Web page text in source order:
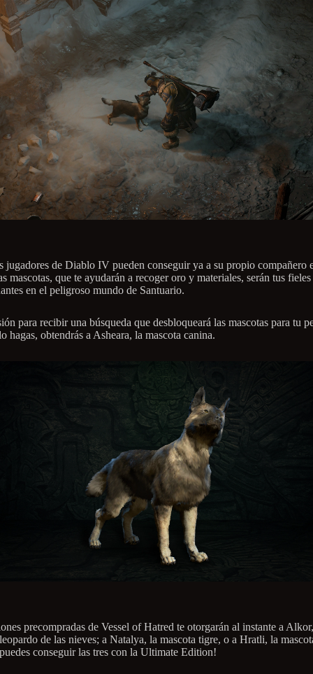
jugadores de Diablo IV pueden conseguir ya a su propio compañero
mascotas, que te ayudarán a recoger oro y materiales, serán tus fieles
en el peligroso mundo de Santuario.
para recibir una búsqueda que desbloqueará las mascotas para tu
hagas, obtendrás a Asheara, la mascota canina.
precompradas de Vessel of Hatred te otorgarán al instante a
de las nieves; a Natalya, la mascota tigre, o a Hratli, la
conseguir las tres con la Ultimate Edition!